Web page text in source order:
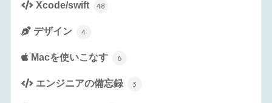
Xcode/swift 48
デザイン 4
Macを使いこなす 6
エンジニアの備忘録 3